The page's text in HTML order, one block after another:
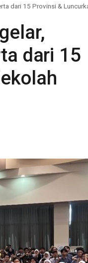
dari 15 Provinsi &
dari 15